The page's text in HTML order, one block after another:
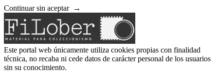
Continuar sin aceptar →
Este portal web únicamente utiliza cookies propias con finalidad
técnica, no recaba ni cede datos de carácter personal de los usuarios
sin su conocimiento.